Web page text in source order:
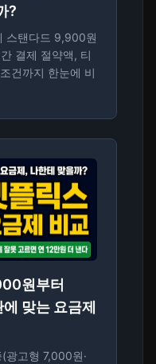
?
스탠다드 9,900원
결제 절약액, 티
건까지 한눈에 비
원부터
맞는 요금제
고형 7,000원·